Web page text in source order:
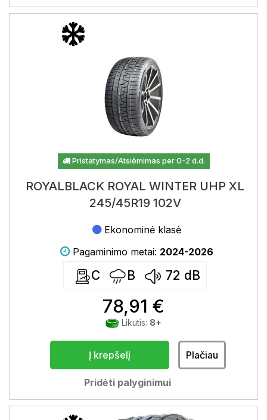
Pristatymas/Atsiėmimas per 0-2 d.d.
ROYALBLACK ROYAL WINTER UHP XL
245/45R19 102V
Ekonominė klasė
Pagaminimo metai: 2024-2026
C B 72 dB
78,91 €
Likutis: 8+
Į krepšelį Plačiau
Pridėti palyginimui